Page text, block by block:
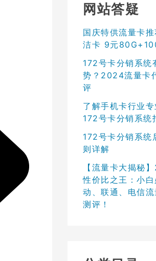
网站答疑
国庆特供流量卡
洁卡 9元
172号卡分销系统
势？2024流量卡
评
了解手机卡行业专
172号卡分销系统
172号卡分销系统
则详解
【流量卡大揭秘
性价比之王：小
动、联通、电信
测评！